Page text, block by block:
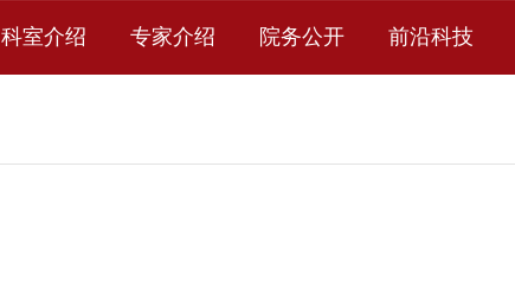
科室介绍 专家介绍 院务公开 前沿科技